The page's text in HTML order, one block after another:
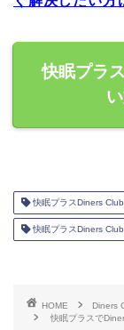
快眠プラ
快眠プラスDiners
快眠プラスDiners
HOME
Diners
快眠プラスで